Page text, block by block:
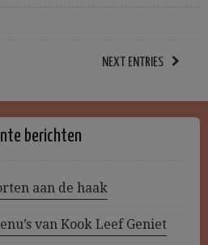
NEXT ENTRIES
berichten
aan de haak
van Kook Leef Geniet